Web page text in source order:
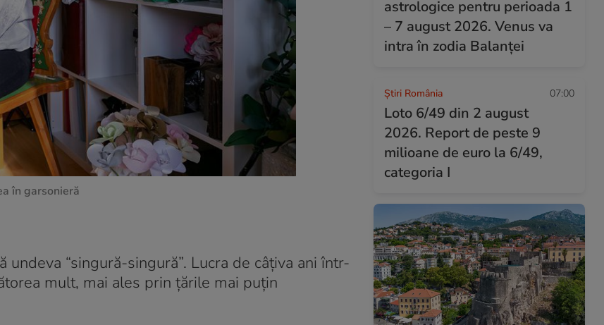
în garsonieră
“singură-singură”. Lucra de câțiva ani într-
mult, mai ales prin țările mai puțin
astrologice pentru perioada 1
– 7 august 2026. Venus va
intra în zodia Balanței
Știri România 07:00
Loto 6/49 din 2 august
2026. Report de peste 9
milioane de euro la 6/49,
categoria I